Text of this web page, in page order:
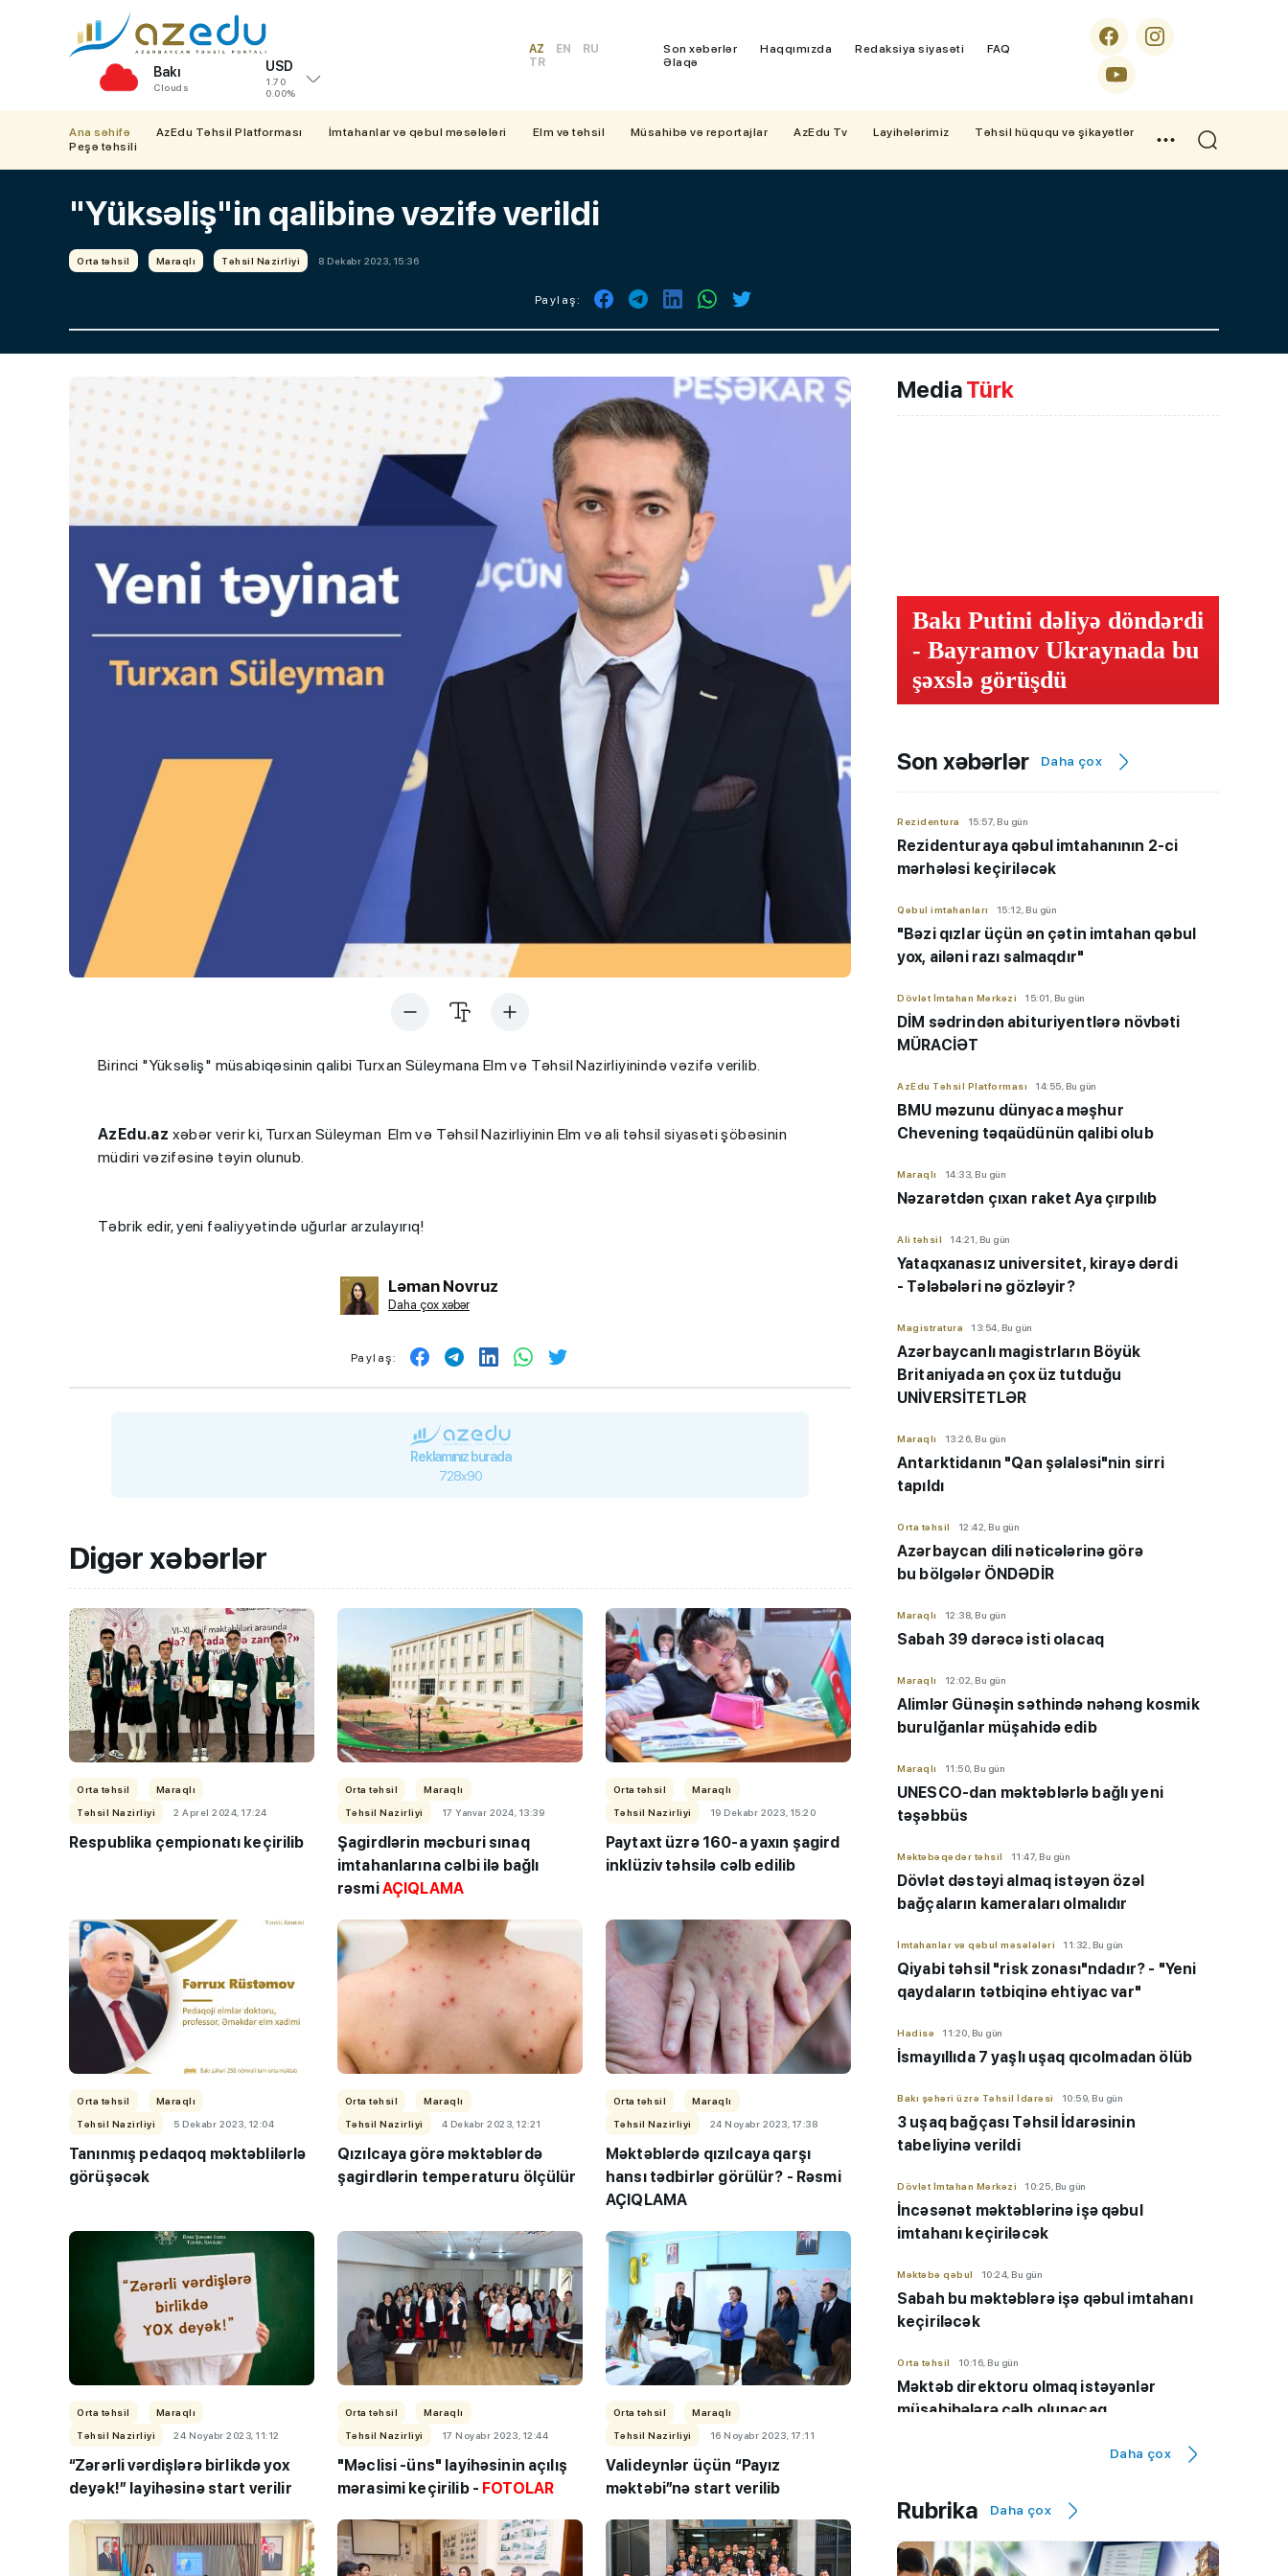
Bakı
Clouds
USD
1.70
0.00%
AZ EN
RU
TR
Son xəbərlər Haqqımızda Redaksiya siyasəti
FAQ
Əlaqə
Ana səhifə AzEdu Təhsil Platforması İmtahanlar və qəbul məsələləri Elm və təhsil Müsahibə və reportajlar AzEdu Tv Layihələrimiz
Təhsil hüququ və şikayətlər
Peşə təhsili
"Yüksəliş"in qalibinə vəzifə verildi
Orta təhsil Maraqlı Təhsil Nazirliyi 8 Dekabr 2023, 15:36
Paylaş:
Birinci "Yüksəliş" müsabiqəsinin qalibi Turxan Süleymana Elm və Təhsil Nazirliyinində vəzifə verilib.
AzEdu.az xəbər verir ki, Turxan Süleyman Elm və Təhsil Nazirliyinin Elm və ali təhsil siyasəti şöbəsinin
müdiri vəzifəsinə təyin olunub.
Təbrik edir, yeni fəaliyyətində uğurlar arzulayırıq!
Ləman Novruz
Daha çox xəbər
Paylaş:
Reklamınız burada
728x90
Digər xəbərlər
Orta təhsil
Maraqlı
Təhsil Nazirliyi
2 Aprel 2024, 17:24
Respublika çempionatı keçirilib
Orta təhsil
Maraqlı
Təhsil Nazirliyi
17 Yanvar 2024, 13:39
Şagirdlərin məcburi sınaq
imtahanlarına cəlbi ilə bağlı
rəsmiAÇIQLAMA
Orta təhsil
Maraqlı
Təhsil Nazirliyi
19 Dekabr 2023, 15:20
Paytaxt üzrə 160-a yaxın şagird
inklüziv təhsilə cəlb edilib
Orta təhsil
Maraqlı
Təhsil Nazirliyi
5 Dekabr 2023, 12:04
Tanınmış pedaqoq məktəblilərlə
görüşəcək
Orta təhsil
Maraqlı
Təhsil Nazirliyi
4 Dekabr 2023, 12:21
Qızılcaya görə məktəblərdə
şagirdlərin temperaturu ölçülür
Orta təhsil
Maraqlı
Təhsil Nazirliyi
24 Noyabr 2023, 17:38
Məktəblərdə qızılcaya qarşı
hansı tədbirlər görülür? - Rəsmi
AÇIQLAMA
Orta təhsil
Maraqlı
Təhsil Nazirliyi
24 Noyabr 2023, 11:12
“Zərərli vərdişlərə birlikdə yox
deyək!” layihəsinə start verilir
Orta təhsil
Maraqlı
Təhsil Nazirliyi
17 Noyabr 2023, 12:44
"Məclisi -üns" layihəsinin açılış
mərasimi keçirilib - FOTOLAR
Orta təhsil
Maraqlı
Təhsil Nazirliyi
16 Noyabr 2023, 17:11
Valideynlər üçün “Payız
məktəbi”nə start verilib
MediaTürk
Bakı Putini dəliyə döndərdi
- Bayramov Ukraynada bu
şəxslə görüşdü
Son xəbərlər Daha çox
Rezidentura 15:57, Bu gün
Rezidenturaya qəbul imtahanının 2-ci
mərhələsi keçiriləcək
Qəbul imtahanları 15:12, Bu gün
"Bəzi qızlar üçün ən çətin imtahan qəbul
yox, ailəni razı salmaqdır"
Dövlət İmtahan Mərkəzi 15:01, Bu gün
DİM sədrindən abituriyent ​​​​​​​lərə növbəti
MÜRACİƏT
AzEdu Təhsil Platforması 14:55, Bu gün
BMU məzunu dünyaca məşhur
Chevening təqaüdünün qalibi olub
Maraqlı 14:33, Bu gün
Nəzarətdən çıxan raket Aya çırpılıb
Ali təhsil 14:21, Bu gün
Yataqxanasız universitet, kirayə dərdi
- Tələbələri nə gözləyir?
Magistratura 13:54, Bu gün
Azərbaycanlı magistrların Böyük
Britaniyada ən çox üz tutduğu
UNİVERSİTETLƏR
Maraqlı 13:26, Bu gün
Antarktidanın "Qan şəlaləsi"nin sirri
tapıldı
Orta təhsil 12:42, Bu gün
Azərbaycan dili nəticələrinə görə
bu bölgələr ÖNDƏDİR
Maraqlı 12:38, Bu gün
Sabah 39 dərəcə isti olacaq
Maraqlı 12:02, Bu gün
Alimlər Günəşin səthində nəhəng kosmik
burulğanlar müşahidə edib
Maraqlı 11:50, Bu gün
UNESCO-dan məktəblərlə bağlı yeni
təşəbbüs
Məktəbəqədər təhsil 11:47, Bu gün
Dövlət dəstəyi almaq istəyən özəl
bağçaların kameraları olmalıdır
İmtahanlar və qəbul məsələləri 11:32, Bu gün
Qiyabi təhsil "risk zonası"ndadır? - "Yeni
qaydaların tətbiqinə ehtiyac var"
Hadisə 11:20, Bu gün
İsmayıllıda 7 yaşlı uşaq qıcolmadan ölüb
Bakı şəhəri üzrə Təhsil İdarəsi 10:59, Bu gün
3 uşaq bağçası Təhsil İdarəsinin
tabeliyinə verildi
Dövlət İmtahan Mərkəzi 10:25, Bu gün
İncəsənət məktəblərinə işə qəbul
imtahanı keçiriləcək
Məktəbə qəbul 10:24, Bu gün
Sabah bu məktəblərə işə qəbul imtahanı
keçiriləcək
Orta təhsil 10:16, Bu gün
Məktəb direktoru olmaq istəyənlər
müsahibələrə cəlb olunacaq
bazarında üstün OLACAQ
Kolleclər 10:01, Bu gün
Qabiliyyət imtahanlarında iştirak
Daha çox
Rubrika Daha çox